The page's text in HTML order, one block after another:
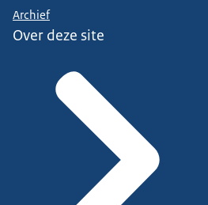
Archief
Over deze site